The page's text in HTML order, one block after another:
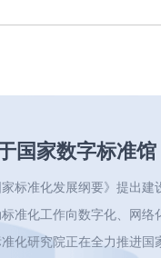
国家数字标准馆
家标准化发展纲要》提出建
准化工作向数字化、网络
化研究院正在全力推进国